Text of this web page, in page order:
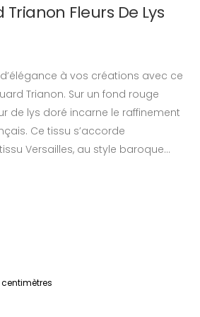
Fleurs De Lys
à vos créations avec ce
Trianon. Sur un fond rouge
de lys doré incarne le raffinement
Ce tissu s’accorde
Versailles, au style baroque...